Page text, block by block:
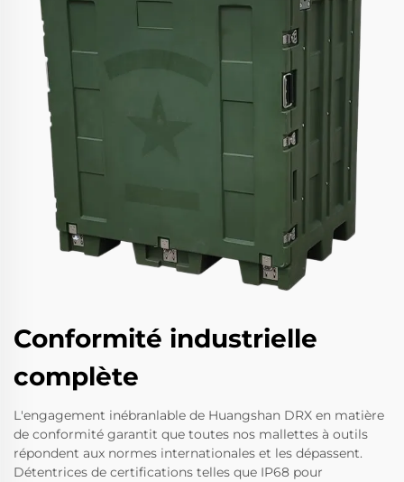
Conformité industrielle
complète
L'engagement inébranlable de Huangshan DRX en matière
de conformité garantit que toutes nos mallettes à outils
répondent aux normes internationales et les dépassent.
Détentrices de certifications telles que IP68 pour